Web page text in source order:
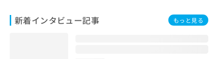
新着インタビュー記事 もっと見る